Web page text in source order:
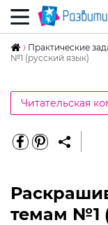
Практические
№1 (русский язык)
Читательская
темам №1